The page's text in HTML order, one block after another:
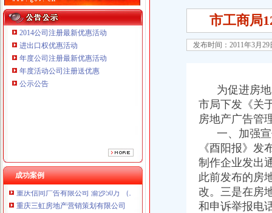
本站导航
2014公司注册最新优惠活动
进出口权优惠活动
年度公司注册最新优惠活动
年度活动公司注册送优惠
公示公告
成功案例
重庆鸽牌电线电缆有限公司 渝北10010万 (进出口权)
重庆海谛升进出口贸易有限公司 渝北100万 （进出口权）
重庆奕欣锦诚商贸有限公司 渝九50万 （工商注册）
重庆信同广告有限公司 渝沙50万 （工商注册）
重庆三虹房地产营销策划有限公司
重庆宝鹰汽车销售有限公司
市工商局
发布时间：2011年3月
为促进房地
市局下发《关
房地产广告管
一、加强宣
《酉阳报》
制作企业发出
此前发布的房
改。三是在房
和申诉举报电